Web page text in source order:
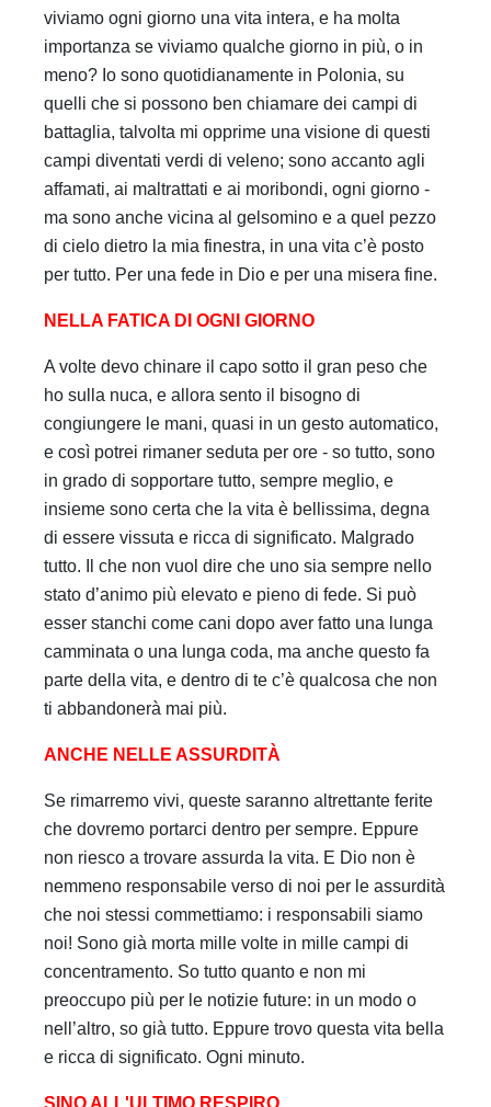
viviamo ogni giorno una vita intera, e ha molta
importanza se viviamo qualche giorno in più, o in
meno? Io sono quotidianamente in Polonia, su
quelli che si possono ben chiamare dei campi di
battaglia, talvolta mi opprime una visione di questi
campi diventati verdi di veleno; sono accanto agli
affamati, ai maltrattati e ai moribondi, ogni giorno -
ma sono anche vicina al gelsomino e a quel pezzo
di cielo dietro la mia finestra, in una vita c’è posto
per tutto. Per una fede in Dio e per una misera fine.
NELLA FATICA DI OGNI GIORNO
A volte devo chinare il capo sotto il gran peso che
ho sulla nuca, e allora sento il bisogno di
congiungere le mani, quasi in un gesto automatico,
e così potrei rimaner seduta per ore - so tutto, sono
in grado di sopportare tutto, sempre meglio, e
insieme sono certa che la vita è bellissima, degna
di essere vissuta e ricca di significato. Malgrado
tutto. Il che non vuol dire che uno sia sempre nello
stato d’animo più elevato e pieno di fede. Si può
esser stanchi come cani dopo aver fatto una lunga
camminata o una lunga coda, ma anche questo fa
parte della vita, e dentro di te c’è qualcosa che non
ti abbandonerà mai più.
ANCHE NELLE ASSURDITÀ
Se rimarremo vivi, queste saranno altrettante ferite
che dovremo portarci dentro per sempre. Eppure
non riesco a trovare assurda la vita. E Dio non è
nemmeno responsabile verso di noi per le assurdità
che noi stessi commettiamo: i responsabili siamo
noi! Sono già morta mille volte in mille campi di
concentramento. So tutto quanto e non mi
preoccupo più per le notizie future: in un modo o
nell’altro, so già tutto. Eppure trovo questa vita bella
e ricca di significato. Ogni minuto.
SINO ALL'ULTIMO RESPIRO